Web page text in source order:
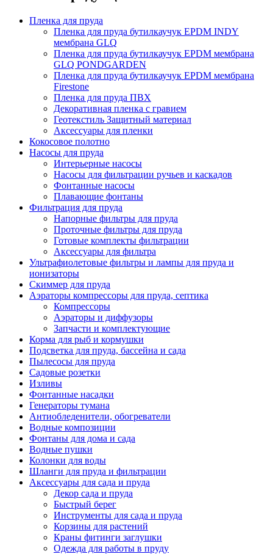
Пленка для пруда
Пленка для пруда бутилкаучук EPDM INDY
мембрана GLQ
Пленка для пруда бутилкаучук EPDM мембрана
GLQ PONDGARDEN
Пленка для пруда бутилкаучук EPDM мембрана
Firestone
Пленка для пруда ПВХ
Декоративная пленка с гравием
Геотекстиль Защитный материал
Аксессуары для пленки
Кокосовое полотно
Насосы для пруда
Интерьерные насосы
Насосы для фильтрации ручьев и каскадов
Фонтанные насосы
Плавающие фонтаны
Фильтрация для пруда
Напорные фильтры для пруда
Проточные фильтры для пруда
Готовые комплекты фильтрации
Аксессуары для фильтра
Ультрафиолетовые фильтры и лампы для пруда и
ионизаторы
Скиммер для пруда
Аэраторы компрессоры для пруда, септика
Компрессоры
Аэраторы и диффузоры
Запчасти и комплектующие
Корма для рыб и кормушки
Подсветка для пруда, бассейна и сада
Пылесосы для пруда
Садовые розетки
Изливы
Фонтанные насадки
Генераторы тумана
Антиобледенители, обогреватели
Водные композиции
Фонтаны для дома и сада
Водные пушки
Колонки для воды
Шланги для пруда и фильтрации
Аксессуары для сада и пруда
Декор сада и пруда
Быстрый берег
Инструменты для сада и пруда
Корзины для растений
Краны фитинги заглушки
Одежда для работы в пруду